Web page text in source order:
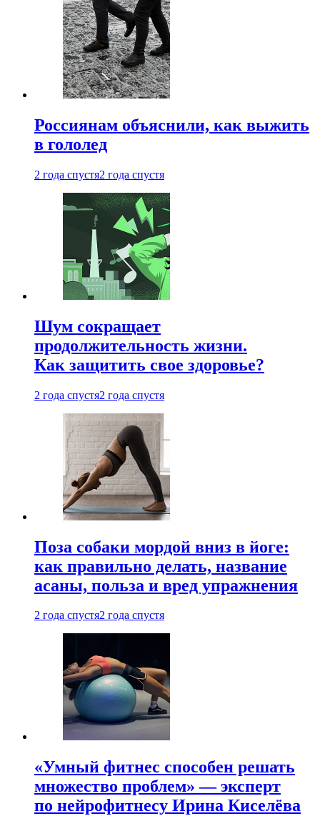
Россиянам объяснили, как выжить
в гололед
2 года спустя2 года спустя
Шум сокращает
продолжительность жизни.
Как защитить свое здоровье?
2 года спустя2 года спустя
Поза собаки мордой вниз в йоге:
как правильно делать, название
асаны, польза и вред упражнения
2 года спустя2 года спустя
«Умный фитнес способен решать
множество проблем» — эксперт
по нейрофитнесу Ирина Киселёва